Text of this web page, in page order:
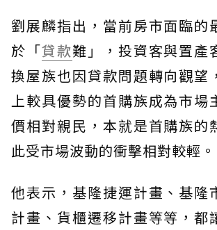
劉展麟指出，當前房市面臨的
於「貸款難」，投資客與置產
換屋族也因貸款問題轉向觀望
上較具優勢的首購族成為市場
價相對親民，本就是首購族的
此受市場波動的衝擊相對較輕。
他表示，基隆捷運計畫、基隆
計畫、貨櫃遷移計畫等等，都